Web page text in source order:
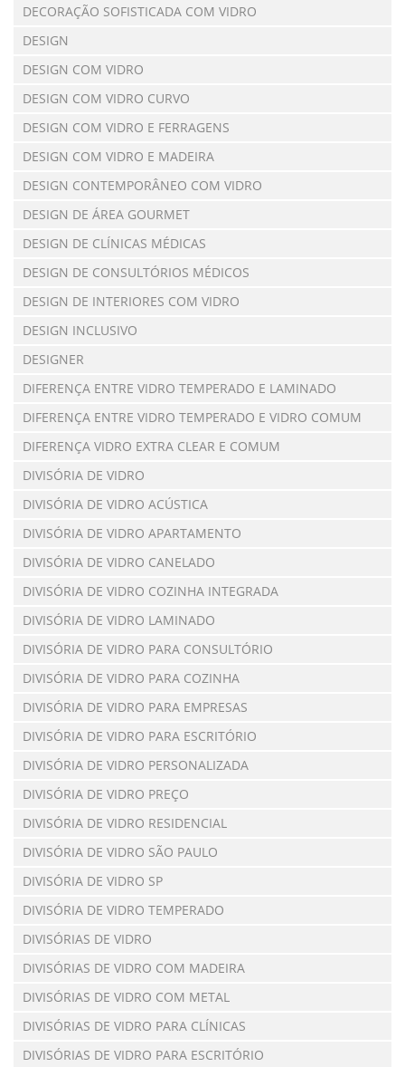
DECORAÇÃO SOFISTICADA COM VIDRO
DESIGN
DESIGN COM VIDRO
DESIGN COM VIDRO CURVO
DESIGN COM VIDRO E FERRAGENS
DESIGN COM VIDRO E MADEIRA
DESIGN CONTEMPORÂNEO COM VIDRO
DESIGN DE ÁREA GOURMET
DESIGN DE CLÍNICAS MÉDICAS
DESIGN DE CONSULTÓRIOS MÉDICOS
DESIGN DE INTERIORES COM VIDRO
DESIGN INCLUSIVO
DESIGNER
DIFERENÇA ENTRE VIDRO TEMPERADO E LAMINADO
DIFERENÇA ENTRE VIDRO TEMPERADO E VIDRO COMUM
DIFERENÇA VIDRO EXTRA CLEAR E COMUM
DIVISÓRIA DE VIDRO
DIVISÓRIA DE VIDRO ACÚSTICA
DIVISÓRIA DE VIDRO APARTAMENTO
DIVISÓRIA DE VIDRO CANELADO
DIVISÓRIA DE VIDRO COZINHA INTEGRADA
DIVISÓRIA DE VIDRO LAMINADO
DIVISÓRIA DE VIDRO PARA CONSULTÓRIO
DIVISÓRIA DE VIDRO PARA COZINHA
DIVISÓRIA DE VIDRO PARA EMPRESAS
DIVISÓRIA DE VIDRO PARA ESCRITÓRIO
DIVISÓRIA DE VIDRO PERSONALIZADA
DIVISÓRIA DE VIDRO PREÇO
DIVISÓRIA DE VIDRO RESIDENCIAL
DIVISÓRIA DE VIDRO SÃO PAULO
DIVISÓRIA DE VIDRO SP
DIVISÓRIA DE VIDRO TEMPERADO
DIVISÓRIAS DE VIDRO
DIVISÓRIAS DE VIDRO COM MADEIRA
DIVISÓRIAS DE VIDRO COM METAL
DIVISÓRIAS DE VIDRO PARA CLÍNICAS
DIVISÓRIAS DE VIDRO PARA ESCRITÓRIO